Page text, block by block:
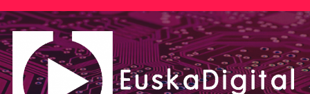
Saltar
al
contenido